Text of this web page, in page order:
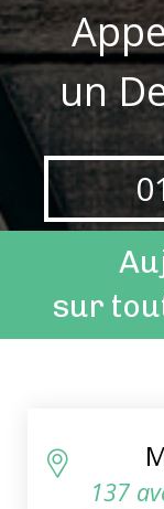
un
sur
137